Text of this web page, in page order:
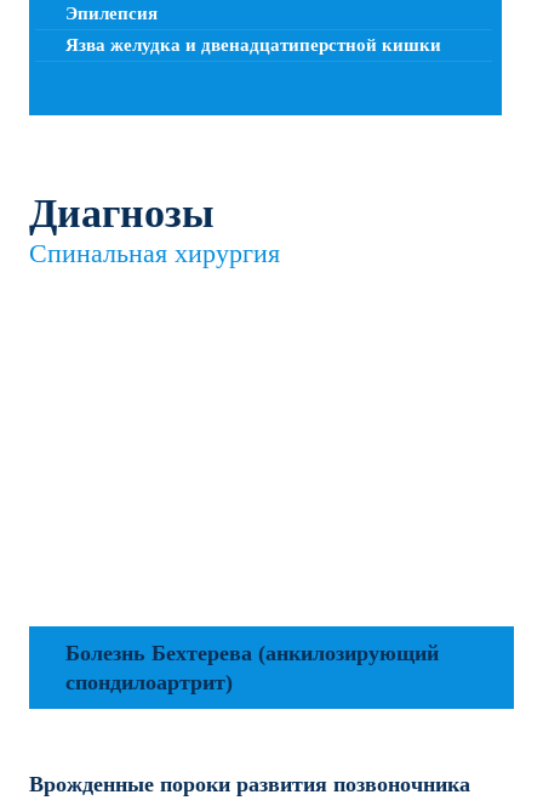
Эпилепсия
Язва желудка и двенадцатиперстной кишки
Диагнозы
Спинальная хирургия
Болезнь Бехтерева (анкилозирующий
спондилоартрит)
Врожденные пороки развития позвоночника